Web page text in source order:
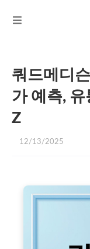
쿼드메디
가 예측,
Z
12/13/2025